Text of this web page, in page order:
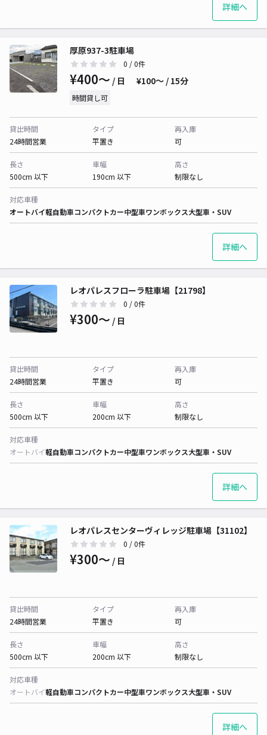
詳細へ
厚原937-3駐車場
0 / 0件
¥400〜 / 日 ¥100〜 / 15分
時間貸し可
貸出時間
24時間営業
タイプ
平置き
再入庫
可
長さ
500cm 以下
車幅
190cm 以下
高さ
制限なし
対応車種
オートバイ軽自動車コンパクトカー中型車ワンボックス大型車・SUV
詳細へ
レオパレスフローラ駐車場【21798】
0 / 0件
¥300〜 / 日
貸出時間
24時間営業
タイプ
平置き
再入庫
可
長さ
500cm 以下
車幅
200cm 以下
高さ
制限なし
対応車種
オートバイ軽自動車コンパクトカー中型車ワンボックス大型車・SUV
詳細へ
レオパレスセンターヴィレッジ駐車場【31102】
0 / 0件
¥300〜 / 日
貸出時間
24時間営業
タイプ
平置き
再入庫
可
長さ
500cm 以下
車幅
200cm 以下
高さ
制限なし
対応車種
オートバイ軽自動車コンパクトカー中型車ワンボックス大型車・SUV
詳細へ